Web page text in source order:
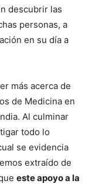
descubrir las
personas, a
en su día a
más acerca de
de Medicina en
Al culminar
todo lo
se evidencia
extraído de
este apoyo a la